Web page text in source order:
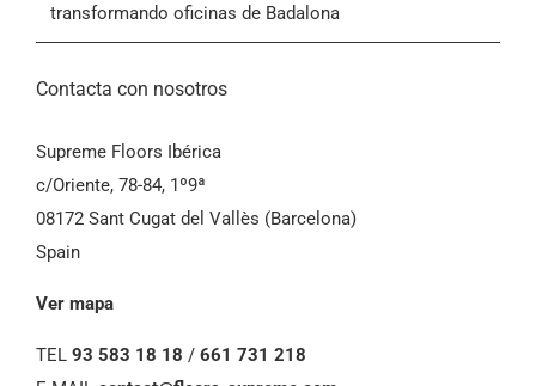
Losetas autoportantes Decoplank y Decosquare
transformando oficinas de Badalona
Supreme Floors Ibérica
c/Oriente, 78-84, 1º9ª
08172 Sant Cugat del Vallès (Barcelona)